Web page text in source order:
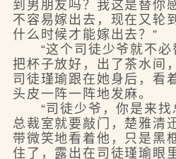
到男朋友吗？我这是替你
不容易嫁出去，现在又轮
什么时候才能嫁出去？”
“这个司徒少爷就不必
把杯子放好，出了茶水间
司徒瑾瑜跟在她身后，看
头皮一阵一阵地发麻。
“司徒少爷，你是来找
总裁室就要敲门，楚雅清
带微笑地看着他，只是黑
住了，露出在司徒瑾瑜眼